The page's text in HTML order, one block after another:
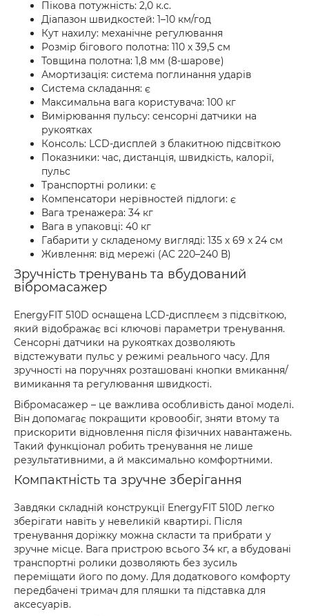
Пікова потужність: 2,0 к.с.
Діапазон швидкостей: 1–10 км/год
Кут нахилу: механічне регулювання
Розмір бігового полотна: 110 х 39,5 см
Товщина полотна: 1,8 мм (8-шарове)
Амортизація: система поглинання ударів
Система складання: є
Максимальна вага користувача: 100 кг
Вимірювання пульсу: сенсорні датчики на
рукоятках
Консоль: LCD-дисплей з блакитною підсвіткою
Показники: час, дистанція, швидкість, калорії,
пульс
Транспортні ролики: є
Компенсатори нерівностей підлоги: є
Вага тренажера: 34 кг
Вага в упаковці: 40 кг
Габарити у складеному вигляді: 135 х 69 х 24 см
Живлення: від мережі (AC 220–240 В)
Зручність тренувань та вбудований
вібромасажер
EnergyFIT 510D оснащена LCD-дисплеєм з підсвіткою,
який відображає всі ключові параметри тренування.
Сенсорні датчики на рукоятках дозволяють
відстежувати пульс у режимі реального часу. Для
зручності на поручнях розташовані кнопки вмикання/
вимикання та регулювання швидкості.
Вібромасажер – це важлива особливість даної моделі.
Він допомагає покращити кровообіг, зняти втому та
прискорити відновлення після фізичних навантажень.
Такий функціонал робить тренування не лише
результативними, а й максимально комфортними.
Компактність та зручне зберігання
Завдяки складній конструкції EnergyFIT 510D легко
зберігати навіть у невеликій квартирі. Після
тренування доріжку можна скласти та прибрати у
зручне місце. Вага пристрою всього 34 кг, а вбудовані
транспортні ролики дозволяють без зусиль
переміщати його по дому. Для додаткового комфорту
передбачені тримач для пляшки та підставка для
аксесуарів.